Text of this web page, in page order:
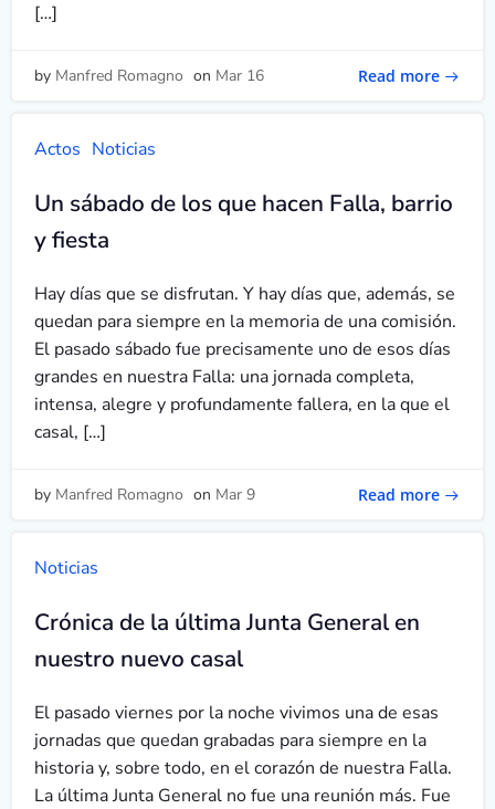
[…]
by Manfred Romagno on Mar 16 Read more
Actos Noticias
Un sábado de los que hacen Falla, barrio
y fiesta
Hay días que se disfrutan. Y hay días que, además, se
quedan para siempre en la memoria de una comisión.
El pasado sábado fue precisamente uno de esos días
grandes en nuestra Falla: una jornada completa,
intensa, alegre y profundamente fallera, en la que el
casal, […]
by Manfred Romagno on Mar 9 Read more
Noticias
Crónica de la última Junta General en
nuestro nuevo casal
El pasado viernes por la noche vivimos una de esas
jornadas que quedan grabadas para siempre en la
historia y, sobre todo, en el corazón de nuestra Falla.
La última Junta General no fue una reunión más. Fue